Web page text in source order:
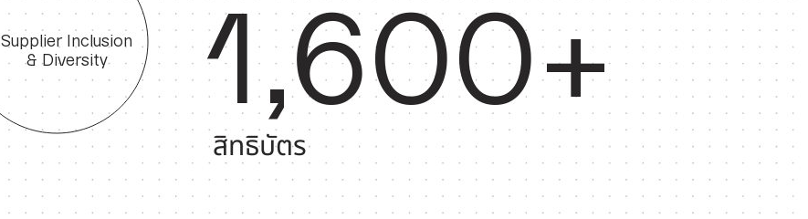
Supplier Inclusion
& Diversity
1,600+
สิทธิบัตร